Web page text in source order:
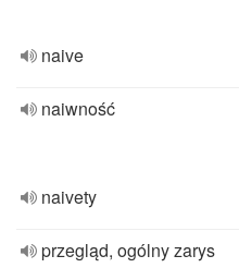
naive
naiwność
naivety
przegląd, ogólny zarys